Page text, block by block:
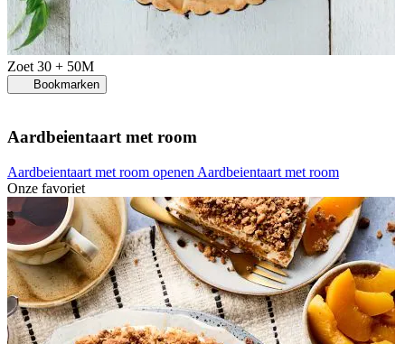
Zoet 30 + 50M
Bookmarken
Aardbeientaart met room
Aardbeientaart met room openen Aardbeientaart met room
Onze favoriet